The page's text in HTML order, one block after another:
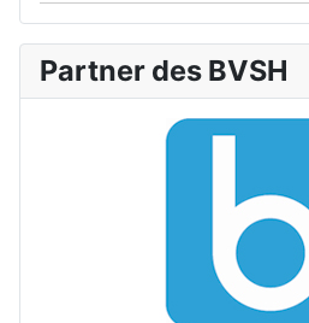
Partner des BVSH